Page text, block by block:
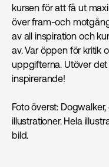
kursen för att få ut
över fram-och
av all inspiration och
av. Var öppen för kritik
uppgifterna. Utöver
inspirerande!
Foto överst:
illustrationer. Hela
bild.